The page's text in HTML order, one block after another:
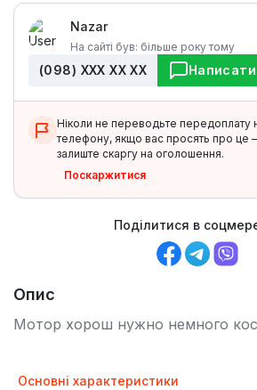
Nazar
На сайті був: більше року тому
(098) ХХХ ХХ ХХ Написати
Ніколи не переводьте передоплату
телефону, якщо вас просять про це
залиште скаргу на оголошення.
Поскаржитися
Поділитися в
Опис
Мотор хорош нужно немного
Основні характеристики